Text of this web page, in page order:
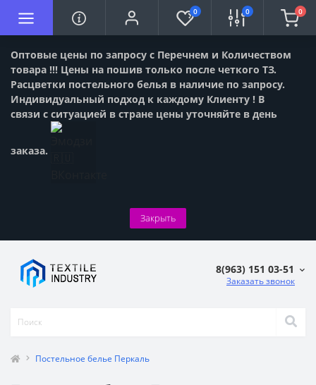
Оптовые цены по запросу с Перечнем и Количеством
товара !!! Цены на пошив только после четкого ТЗ.
Расцветки постельного белья в наличие по запросу.
Индивидуальный подход к каждому Клиенту ! В
связи с ситуацией в стране цены уточняйте в день
заказа.
Закрыть
0 0 0
8(963) 151 03-51
Заказать звонок
Постельное белье Перкаль